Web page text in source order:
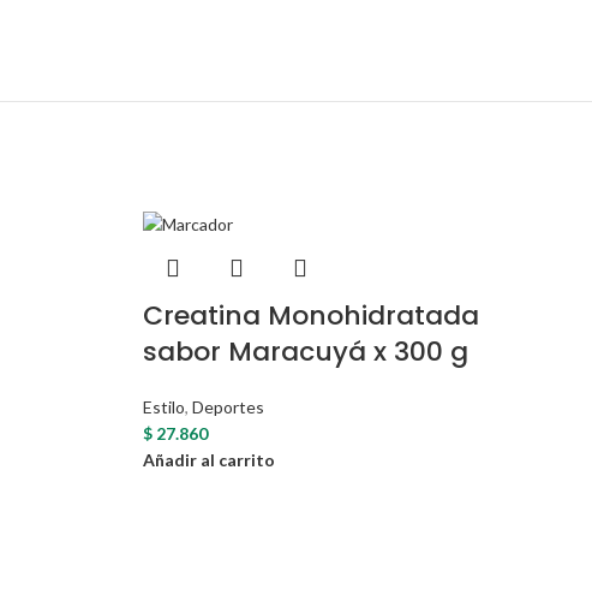
Creatina Monohidratada
sabor Maracuyá x 300 g
Estilo, Deportes
$ 27.860
Añadir al carrito